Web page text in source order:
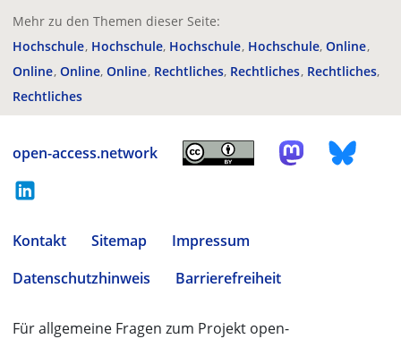
Mehr zu den Themen dieser Seite:
Hochschule Hochschule Hochschule Hochschule Online
Online Online Online Rechtliches Rechtliches Rechtliches
Rechtliches
open-access.network
Kontakt Sitemap
Impressum
Datenschutzhinweis
Barrierefreiheit
Für allgemeine Fragen zum Projekt open-